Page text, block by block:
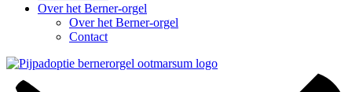
Over het Berner-orgel
Over het Berner-orgel
Contact